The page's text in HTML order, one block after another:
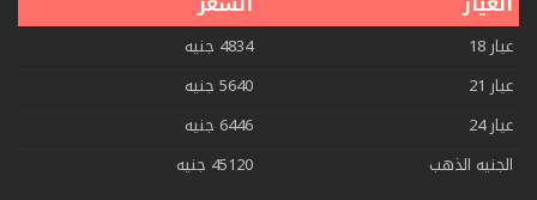
عيار 18
4834 جنيه
عيار 21
5640 جنيه
عيار 24
6446 جنيه
الجنيه الذهب
45120 جنيه